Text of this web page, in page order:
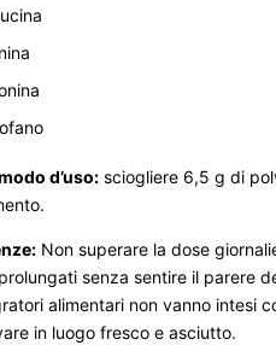
d’uso: sciogliere 6,5 g di
Non superare la dose
senza sentire il parere
alimentari non vanno intesi
in luogo fresco e asciutto.